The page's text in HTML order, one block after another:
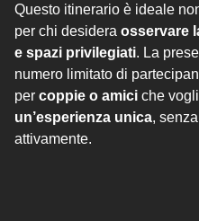
Questo itinerario è ideale
per chi desidera osservare
e spazi privilegiati. La
numero limitato di
per coppie o amici che
un’esperienza unica,
attivamente.